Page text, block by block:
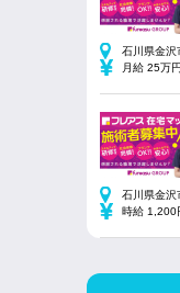
石川県金沢
月給 25万
石川県金沢
時給 1,200